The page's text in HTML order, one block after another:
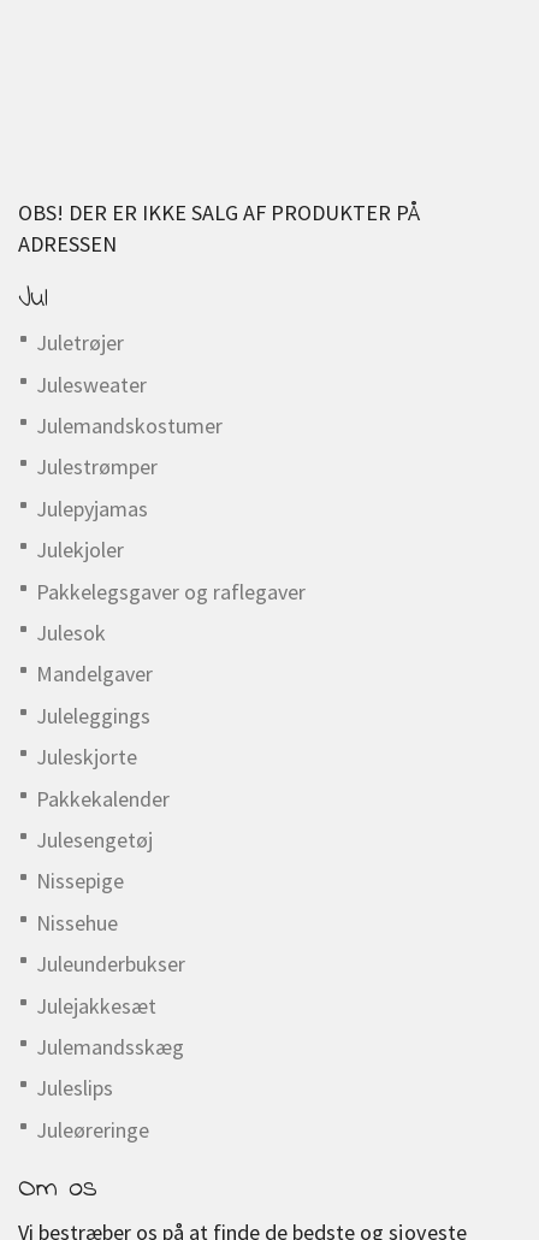
OBS! DER ER IKKE SALG AF PRODUKTER PÅ
ADRESSEN
Jul
Juletrøjer
Julesweater
Julemandskostumer
Julestrømper
Julepyjamas
Julekjoler
Pakkelegsgaver og raflegaver
Julesok
Mandelgaver
Juleleggings
Juleskjorte
Pakkekalender
Julesengetøj
Nissepige
Nissehue
Juleunderbukser
Julejakkesæt
Julemandsskæg
Juleslips
Juleøreringe
Om os
Vi bestræber os på at finde de bedste og sjoveste